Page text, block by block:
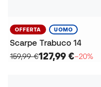
OFFERTA UOMO
Scarpe Trabuco 14
159,99 €127,99 €−20%